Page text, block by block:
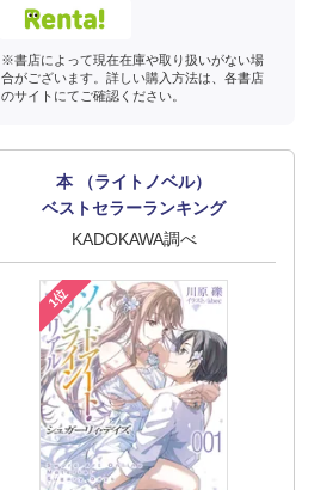
※書店によって現在在庫や取り扱いがない場
合がございます。詳しい購入方法は、各書店
のサイトにてご確認ください。
本 （ライトノベル）
ベストセラーランキング
KADOKAWA調べ
1位